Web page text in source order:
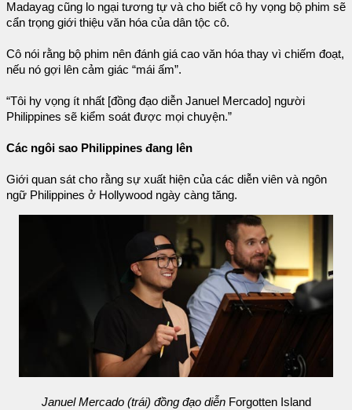
Madayag cũng lo ngại tương tự và cho biết cô hy vọng bộ phim sẽ
cẩn trọng giới thiệu văn hóa của dân tộc cô.
Cô nói rằng bộ phim nên đánh giá cao văn hóa thay vì chiếm đoạt,
nếu nó gợi lên cảm giác “mái ấm”.
“Tôi hy vọng ít nhất [đồng đạo diễn Januel Mercado] người
Philippines sẽ kiểm soát được mọi chuyện.”
Các ngôi sao Philippines đang lên
Giới quan sát cho rằng sự xuất hiện của các diễn viên và ngôn
ngữ Philippines ở Hollywood ngày càng tăng.
Januel Mercado (trái) đồng đạo diễnForgotten Island